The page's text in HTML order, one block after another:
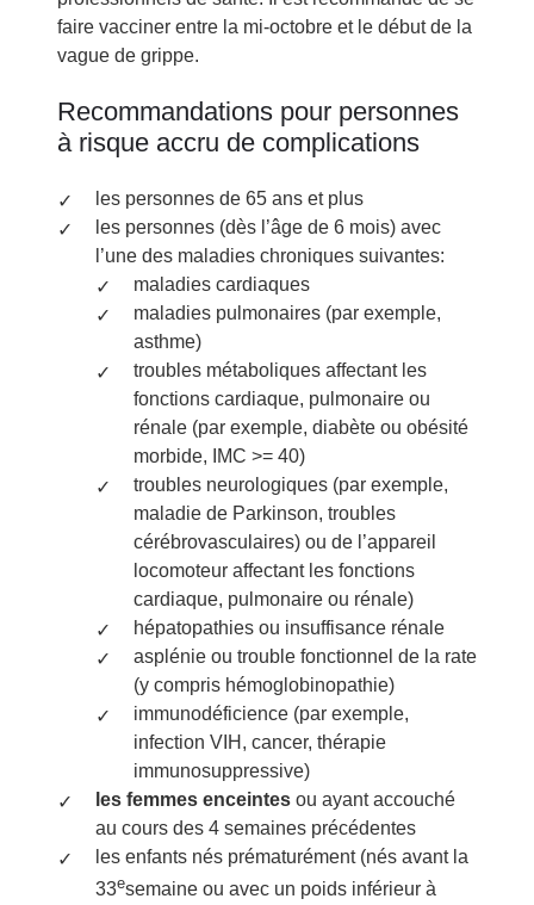
faire vacciner entre la mi-octobre et le début de la
vague de grippe.
Recommandations pour personnes
à risque accru de complications
les personnes de 65 ans et plus
les personnes (dès l’âge de 6 mois) avec
l’une des maladies chroniques suivantes:
maladies cardiaques
maladies pulmonaires (par exemple,
asthme)
troubles métaboliques affectant les
fonctions cardiaque, pulmonaire ou
rénale (par exemple, diabète ou obésité
morbide, IMC >= 40)
troubles neurologiques (par exemple,
maladie de Parkinson, troubles
cérébrovasculaires) ou de l’appareil
locomoteur affectant les fonctions
cardiaque, pulmonaire ou rénale)
hépatopathies ou insuffisance rénale
asplénie ou trouble fonctionnel de la rate
(y compris hémoglobinopathie)
immunodéficience (par exemple,
infection VIH, cancer, thérapie
immunosuppressive)
les femmes enceintes ou ayant accouché
au cours des 4 semaines précédentes
les enfants nés prématurément (nés avant la
33esemaine ou avec un poids inférieur à